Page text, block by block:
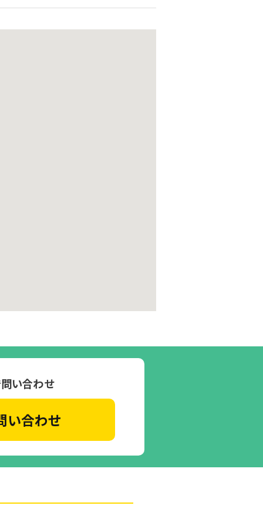
い合わせ
い合わせ